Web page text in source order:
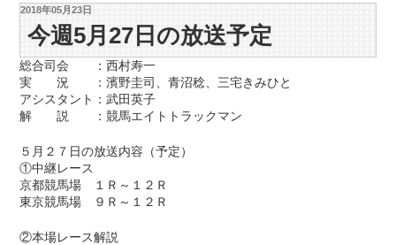
2018年05月23日
今週5月27日の放送予定
総合司会 ：西村寿一
実 況 ：濱野圭司、青沼稔、三宅きみひと
アシスタント：武田英子
解 説 ：競馬エイトトラックマン
５月２７日の放送内容（予定）
①中継レース
京都競馬場 １Ｒ～１２Ｒ
東京競馬場 ９Ｒ～１２Ｒ
②本場レース解説